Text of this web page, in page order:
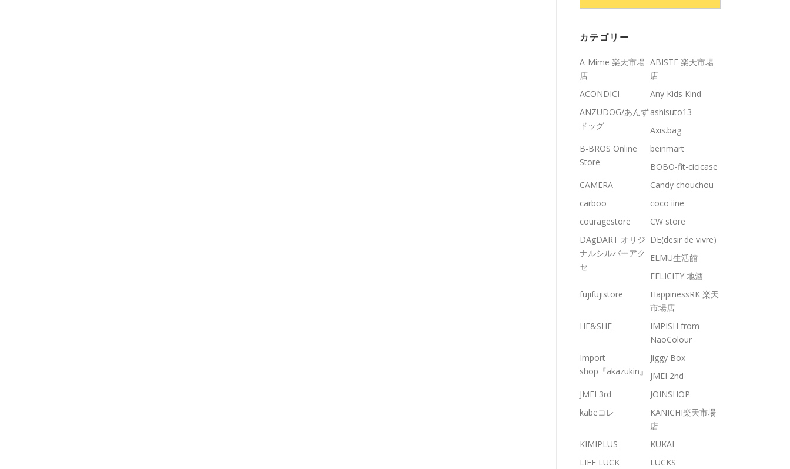
カテゴリー
A-Mime 楽天市場
店
ABISTE 楽天市場
店
ACONDICI
Any Kids Kind
ANZUDOG/あんず
ドッグ
ashisuto13
Axis.bag
B-BROS Online
Store
beinmart
BOBO-fit-cicicase
CAMERA
Candy chouchou
carboo
coco iine
couragestore
CW store
DAgDART オリジ
ナルシルバーアク
セ
DE(desir de vivre)
ELMU生活館
FELICITY 地酒
fujifujistore
HappinessRK 楽天
市場店
HE&SHE
IMPISH from
NaoColour
Import
shop『akazukin』
Jiggy Box
JMEI 2nd
JMEI 3rd
JOINSHOP
kabeコレ
KANICHI楽天市場
店
KIMIPLUS
KUKAI
LIFE LUCK
LUCKS